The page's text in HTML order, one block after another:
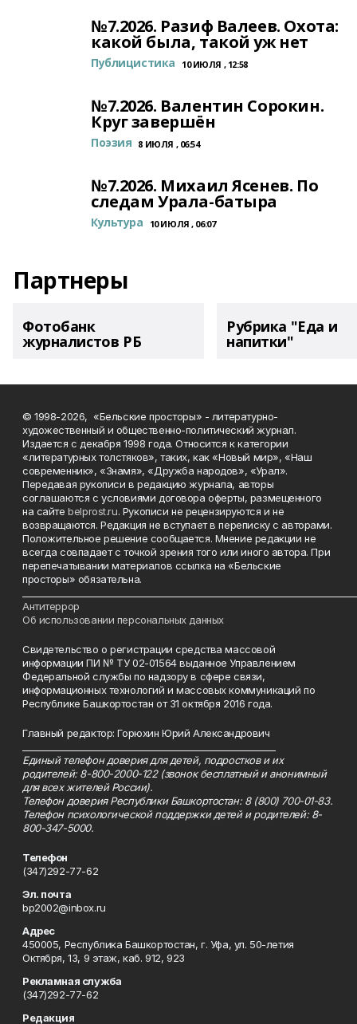
№7.2026. Разиф Валеев. Охота:
какой была, такой уж нет
Публицистика 10 ИЮЛЯ , 12:58
№7.2026. Валентин Сорокин.
Круг завершён
Поэзия 8 ИЮЛЯ , 06:54
№7.2026. Михаил Ясенев. По
следам Урала-батыра
Культура 10 ИЮЛЯ , 06:07
Партнеры
Фотобанк
журналистов РБ
Рубрика "Еда и
напитки"
© 1998-2026, «Бельские просторы» - литературно-
художественный и общественно-политический журнал.
Издается с декабря 1998 года. Относится к категории
«литературных толстяков», таких, как «Новый мир», «Наш
современник», «Знамя», «Дружба народов», «Урал».
Передавая рукописи в редакцию журнала, авторы
соглашаются с условиями договора оферты, размещенного
на сайтеbelprost.ru. Рукописи не рецензируются и не
возвращаются. Редакция не вступает в переписку с авторами.
Положительное решение сообщается. Мнение редакции не
всегда совпадает с точкой зрения того или иного автора. При
перепечатывании материалов ссылка на «Бельские
просторы» обязательна.
Антитеррор
Об использовании персональных данных
Свидетельство о регистрации средства массовой
информации ПИ № ТУ 02-01564 выданное Управлением
Федеральной службы по надзору в сфере связи,
информационных технологий и массовых коммуникаций по
Республике Башкортостан от 31 октября 2016 года.
Главный редактор: Горюхин Юрий Александрович
Единый телефон доверия для детей, подростков и их
родителей: 8-800-2000-122 (звонок бесплатный и анонимный
для всех жителей России).
Телефон доверия Республики Башкортостан: 8 (800) 700-01-83.
Телефон психологической поддержки детей и родителей: 8-
800-347-5000.
Телефон
(347)292-77-62
Эл. почта
bp2002@inbox.ru
Адрес
450005, Республика Башкортостан, г. Уфа, ул. 50-летия
Октября, 13, 9 этаж, каб. 912, 923
Рекламная служба
(347)292-77-62
Редакция